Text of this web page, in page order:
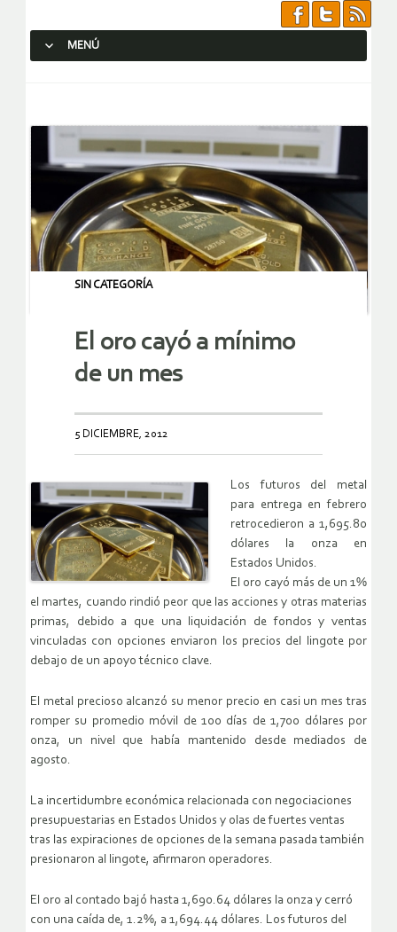
MENÚ
SIN CATEGORÍA
El oro cayó a mínimo
de un mes
5 DICIEMBRE, 2012
Los futuros del metal
para entrega en febrero
retrocedieron a 1,695.80
dólares la onza en
Estados Unidos.
El oro cayó más de un 1%
el martes, cuando rindió peor que las acciones y otras materias
primas, debido a que una liquidación de fondos y ventas
vinculadas con opciones enviaron los precios del lingote por
debajo de un apoyo técnico clave.
El metal precioso alcanzó su menor precio en casi un mes tras
romper su promedio móvil de 100 días de 1,700 dólares por
onza, un nivel que había mantenido desde mediados de
agosto.
La incertidumbre económica relacionada con negociaciones
presupuestarias en Estados Unidos y olas de fuertes ventas
tras las expiraciones de opciones de la semana pasada también
presionaron al lingote, afirmaron operadores.
El oro al contado bajó hasta 1,690.64 dólares la onza y cerró
con una caída de, 1.2%, a 1,694.44 dólares. Los futuros del